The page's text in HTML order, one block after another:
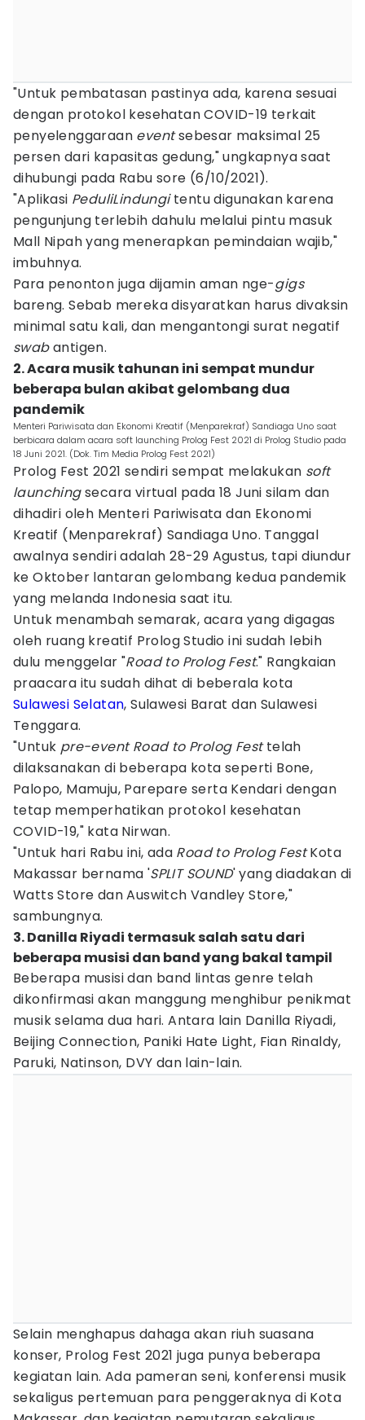
"Untuk pembatasan pastinya ada, karena sesuai
dengan protokol kesehatan COVID-19 terkait
penyelenggaraan eventsebesar maksimal 25
persen dari kapasitas gedung," ungkapnya saat
dihubungi pada Rabu sore (6/10/2021).
"Aplikasi PeduliLindungitentu digunakan karena
pengunjung terlebih dahulu melalui pintu masuk
Mall Nipah yang menerapkan pemindaian wajib,"
imbuhnya.
Para penonton juga dijamin aman nge-gigs
bareng. Sebab mereka disyaratkan harus divaksin
minimal satu kali, dan mengantongi surat negatif
swabantigen.
2. Acara musik tahunan ini sempat mundur
beberapa bulan akibat gelombang dua
pandemik
Menteri Pariwisata dan Ekonomi Kreatif (Menparekraf) Sandiaga Uno saat
berbicara dalam acara soft launching Prolog Fest 2021 di Prolog Studio pada
18 Juni 2021. (Dok. Tim Media Prolog Fest 2021)
Prolog Fest 2021 sendiri sempat melakukan soft
launchingsecara virtual pada 18 Juni silam dan
dihadiri oleh Menteri Pariwisata dan Ekonomi
Kreatif (Menparekraf) Sandiaga Uno. Tanggal
awalnya sendiri adalah 28-29 Agustus, tapi diundur
ke Oktober lantaran gelombang kedua pandemik
yang melanda Indonesia saat itu.
Untuk menambah semarak, acara yang digagas
oleh ruang kreatif Prolog Studio ini sudah lebih
dulu menggelar "Road to Prolog Fest." Rangkaian
praacara itu sudah dihat di beberala kota
Sulawesi Selatan, Sulawesi Barat dan Sulawesi
Tenggara.
"Untuk pre-event Road to Prolog Festtelah
dilaksanakan di beberapa kota seperti Bone,
Palopo, Mamuju, Parepare serta Kendari dengan
tetap memperhatikan protokol kesehatan
COVID-19," kata Nirwan.
"Untuk hari Rabu ini, ada Road to Prolog FestKota
Makassar bernama 'SPLIT SOUND' yang diadakan di
Watts Store dan Auswitch Vandley Store,"
sambungnya.
3. Danilla Riyadi termasuk salah satu dari
beberapa musisi dan band yang bakal tampil
Beberapa musisi dan band lintas genre telah
dikonfirmasi akan manggung menghibur penikmat
musik selama dua hari. Antara lain Danilla Riyadi,
Beijing Connection, Paniki Hate Light, Fian Rinaldy,
Paruki, Natinson, DVY dan lain-lain.
Selain menghapus dahaga akan riuh suasana
konser, Prolog Fest 2021 juga punya beberapa
kegiatan lain. Ada pameran seni, konferensi musik
sekaligus pertemuan para penggeraknya di Kota